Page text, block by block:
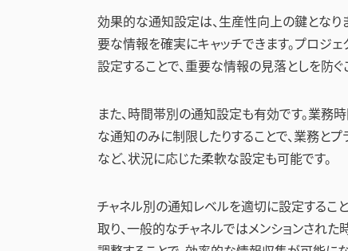
効果的な通知設定は、生産性向上の鍵となり
要な情報を確実にキャッチできます。プロジ
設定することで、重要な情報の見落としを防ぐ
また、時間帯別の通知設定も有効です。業務
な通知のみに制限したりすることで、業務と
など、状況に応じた柔軟な設定も可能です。
チャネル別の通知レベルを適切に設定するこ
取り、一般的なチャネルではメンションされ